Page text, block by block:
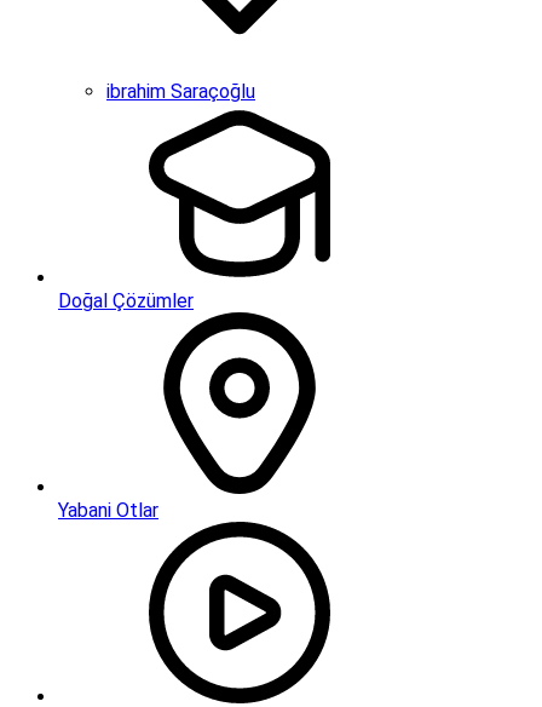
ibrahim Saraçoğlu
Doğal Çözümler
Yabani Otlar